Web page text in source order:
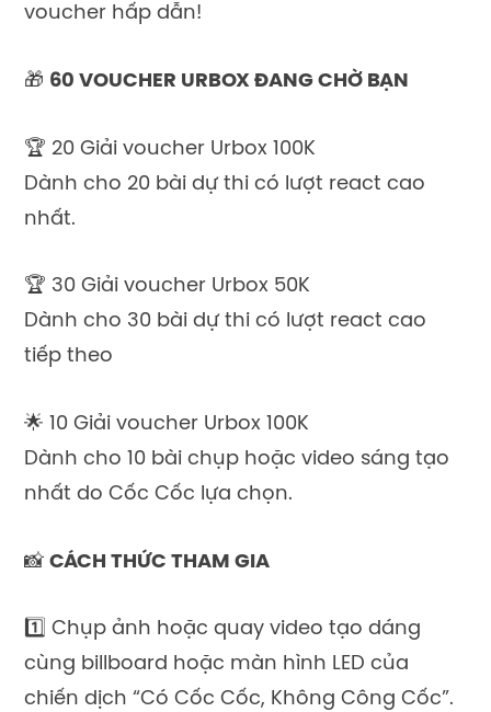
voucher hấp dẫn!
🎁 60 VOUCHER URBOX ĐANG CHỜ BẠN
🏆 20 Giải voucher Urbox 100K
Dành cho 20 bài dự thi có lượt react cao
nhất.
🏆 30 Giải voucher Urbox 50K
Dành cho 30 bài dự thi có lượt react cao
tiếp theo
🌟 10 Giải voucher Urbox 100K
Dành cho 10 bài chụp hoặc video sáng tạo
nhất do Cốc Cốc lựa chọn.
📸 CÁCH THỨC THAM GIA
1️⃣ Chụp ảnh hoặc quay video tạo dáng
cùng billboard hoặc màn hình LED của
chiến dịch “Có Cốc Cốc, Không Công Cốc”.